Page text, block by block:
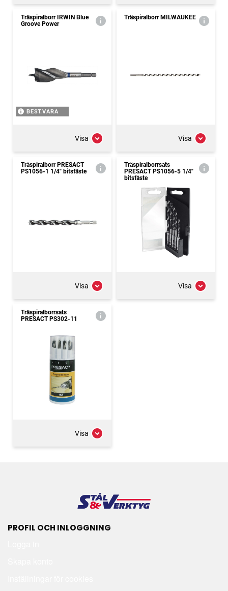
Träspiralborr IRWIN Blue
Groove Power
BEST.VARA
Visa
Träspiralborr MILWAUKEE
Visa
Träspiralborr PRESACT
PS1056-1 1/4" bitsfäste
Visa
Träspiralborrsats
PRESACT PS1056-5 1/4"
bitsfäste
Visa
Träspiralborrsats
PRESACT PS302-11
Visa
PROFIL OCH INLOGGNING